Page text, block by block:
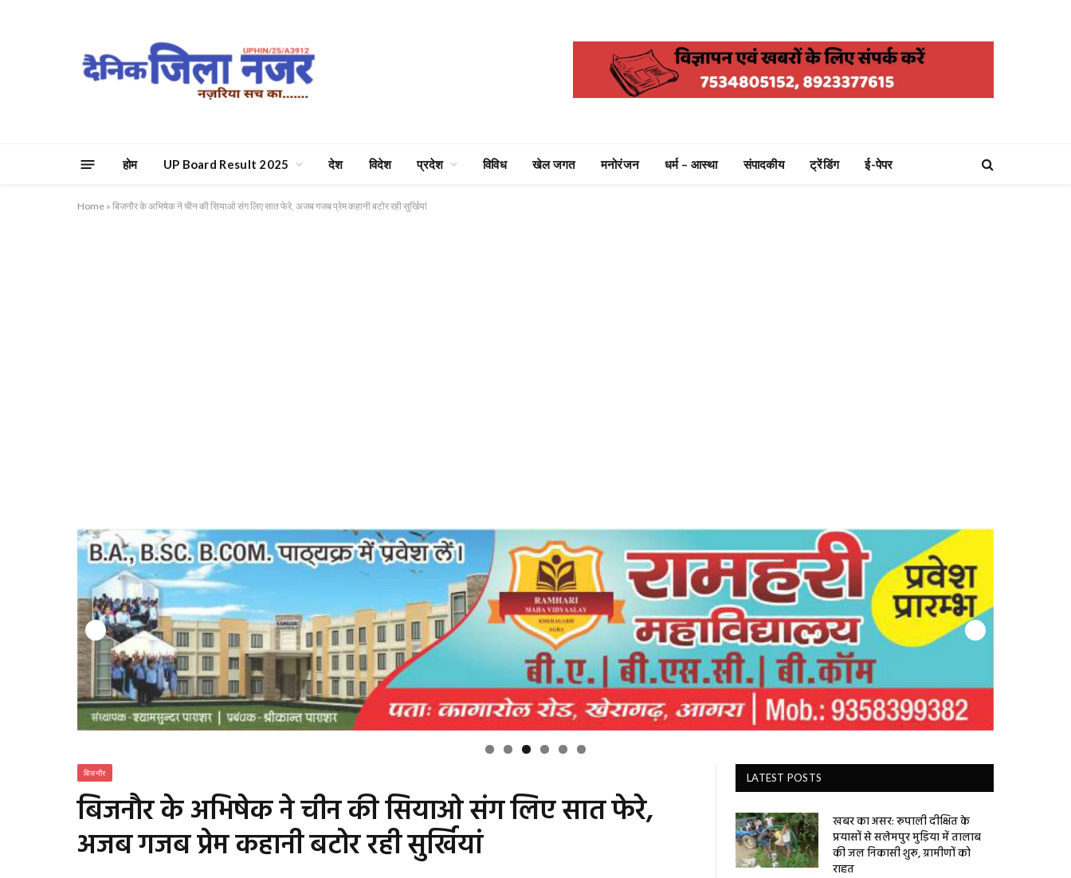
होम UP Board Result 2025 देश विदेश प्रदेश विविध खेल जगत मनोरंजन धर्म – आस्था संपादकीय ट्रेंडिंग ई-पेपर
Home » बिजनौर के अभिषेक ने चीन की सियाओ संग लिए सात फेरे, अजब गजब प्रेम कहानी बटोर रही सुर्खियां
बिजनौर
बिजनौर के अभिषेक ने चीन की सियाओ संग लिए सात फेरे,
अजब गजब प्रेम कहानी बटोर रही सुर्खियां
LATEST POSTS
खबर का असर: रूपाली दीक्षित के
प्रयासों से सलेमपुर मुड़िया में तालाब
की जल निकासी शुरू, ग्रामीणों को
राहत